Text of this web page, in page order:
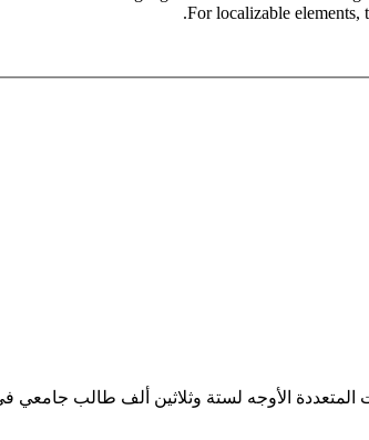
For localizable elements,
المتعددة الأوجه لستة وثلاثين ألف طالب